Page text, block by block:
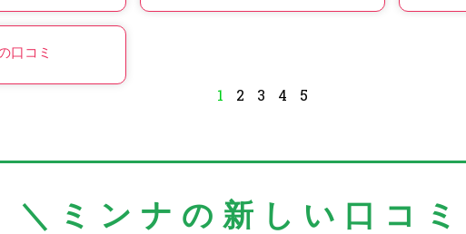
口コミ
1 2 3 4 5
＼ミンナの新しい口コ